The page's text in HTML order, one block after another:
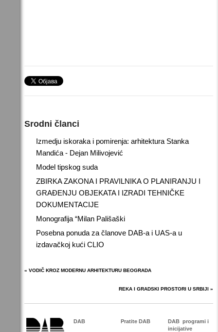
Srodni članci
Izmedju iskoraka i pomirenja: arhitektura Stanka
Mandića - Dejan Milivojević
Model tipskog suda
ZBIRKA ZAKONA I PRAVILNIKA O PLANIRANJU I
GRAĐENJU OBJEKATA I IZRADI TEHNIČKE
DOKUMENTACIJE
Monografija “Milan Pališaški
Posebna ponuda za članove DAB-a i UAS-a u
izdavačkoj kući CLIO
« VODIČ KROZ MODERNU ARHITEKTURU BEOGRADA
REKA I GRADSKI PROSTORI U SRBIJI »
DAB Pratite DAB DAB programi i
inicijative